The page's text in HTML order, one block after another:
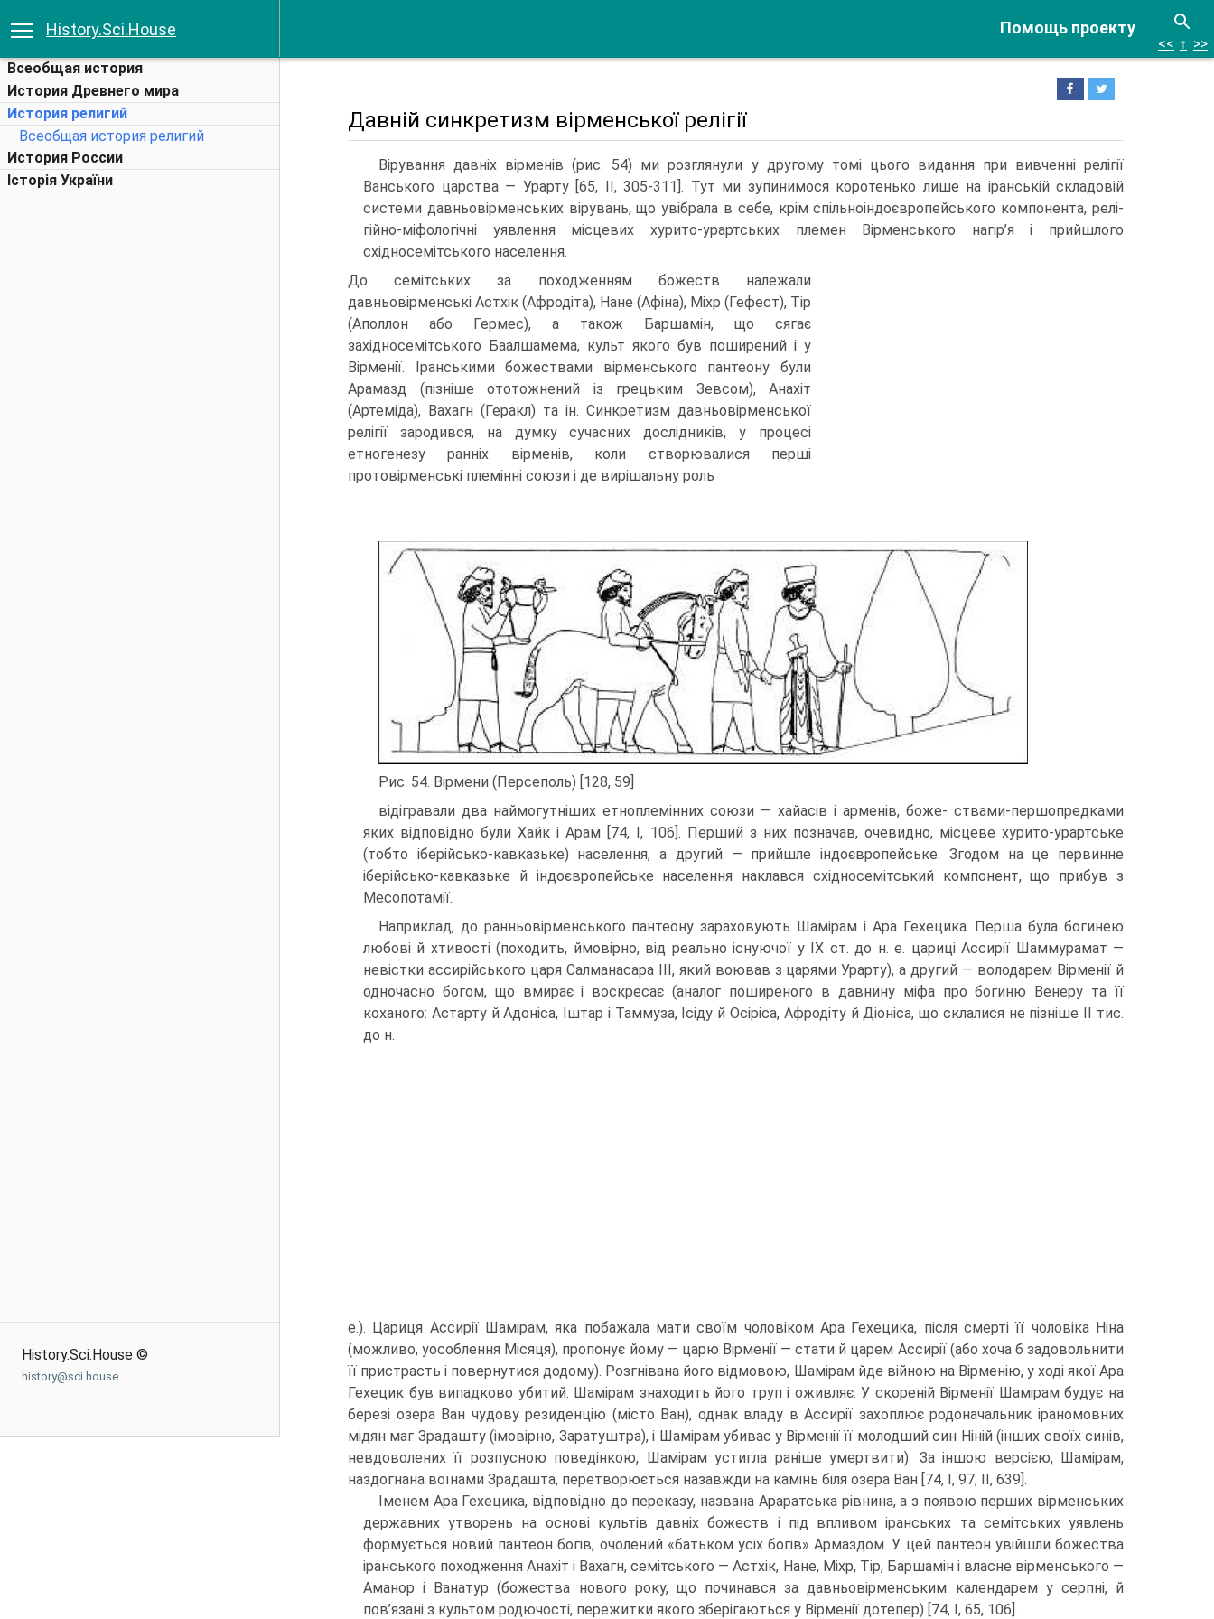
Помощь проекту
History.Sci.House
Всеобщая история
История Древнего мира
История религий
Всеобщая история религий
История России
Історія України
History.Sci.House ©
history@sci.house
<< ↑ >>
Давній синкретизм вірменської релігії
Вірування давніх вірменів (рис. 54) ми розглянули у другому томі цього ви­дання при вивченні релігії
Ванського царства — Урарту [65, II, 305-311]. Тут ми зупинимося коротенько лише на іранській складовій
системи давньовірменських вірувань, що увібрала в себе, крім спільноіндоєвропейського компонента, релі­
гійно-міфологічні уявлення місцевих хурито-урартських племен Вірменського нагір’я і прийшлого
східносемітського населення.
До семітських за походженням божеств належали
давньовірменські Астхік (Афродіта), Нане (Афіна), Міхр (Ге­фест), Тір
(Аполлон або Гермес), а також Баршамін, що сягає
західносемітського Баалшамема, культ якого був поширений і у
Вірменії. Іранськими божествами вірменського пантеону були
Арамазд (пізніше ототожнений із грецьким Зевсом), Анахіт
(Артеміда), Вахагн (Геракл) та ін. Синкретизм давньовірменської
релігії зародився, на думку сучасних дослідників, у процесі
етногенезу ранніх вірменів, коли створювалися перші
протовірменські племінні союзи і де вирішальну роль
Рис. 54. Вірмени (Персеполь) [128, 59]
відігравали два наймогутніших етноплемінних союзи — хайасів і арменів, боже- ствами-першопредками
яких відповідно були Хайк і Арам [74, I, 106]. Перший з них позначав, очевидно, місцеве хурито-урартське
(тобто іберійсько-кавказьке) населення, а другий — прийшле індоєвропейське. Згодом на це первинне
іберійсь­ко-кавказьке й індоєвропейське населення наклався східносемітський компонент, що прибув з
Месопотамії.
Наприклад, до ранньовірменського пантеону зараховують Шамірам і Ара Гехецика. Перша була богинею
любові й хтивості (походить, ймовірно, від реально існуючої у IX ст. до н. е. цариці Ассирії Шаммурамат —
невістки ас­сирійського царя Салманасара III, який воював з царями Урарту), а другий — володарем Вірменії й
одночасно богом, що вмирає і воскресає (аналог поширеного в давнину міфа про богиню Венеру та її
коханого: Астарту й Адоніса, Іштар і Таммуза, Ісіду й Осіріса, Афродіту й Діоніса, що склалися не пізніше II тис.
до н.
е.). Цариця Ассирії Шамірам, яка побажала мати своїм чоловіком Ара Ге­хецика, після смерті її чоловіка Ніна
(можливо, уособлення Місяця), пропонує йому — царю Вірменії — стати й царем Ассирії (або хоча б задовольнити
її при­страсть і повернутися додому). Розгнівана його відмовою, Шамірам йде війною на Вірменію, у ході якої Ара
Гехецик був випадково убитий. Шамірам знаходить його труп і оживляє. У скореній Вірменії Шамірам будує на
березі озера Ван чудову резиденцію (місто Ван), однак владу в Ассирії захоплює родоначальник іраномовних
мідян маг Зрадашту (імовірно, Заратуштра), і Шамірам убиває у Вірменії її молодший син Ніній (інших своїх синів,
невдоволених її розпусною поведінкою, Шамірам устигла раніше умертвити). За іншою версією, Шамірам,
наздогнана воїнами Зрадашта, перетворюється назавжди на камінь біля озера Ван [74, I, 97; II, 639].
Іменем Ара Гехецика, відповідно до переказу, названа Араратська рівнина, а з появою перших вірменських
державних утворень на основі культів давніх божеств і під впливом іранських та семітських уявлень
формується новий пан­теон богів, очолений «батьком усіх богів» Армаздом. У цей пантеон увійшли божества
іранського походження Анахіт і Вахагн, семітського — Астхік, Нане, Міхр, Тір, Баршамін і власне вірменського —
Аманор і Ванатур (божества ново­го року, що починався за давньовірменським календарем у серпні, й
пов’язані з культом родючості, пережитки якого зберігаються у Вірменії дотепер) [74, I, 65, 106].